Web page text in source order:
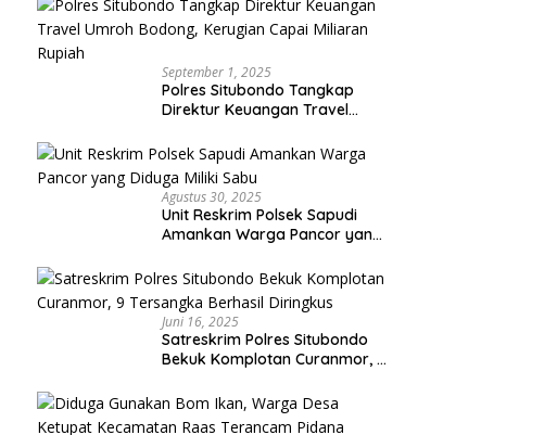
September 1, 2025
Polres Situbondo Tangkap
Direktur Keuangan Travel
Capai Miliaran Rupiah
Agustus 30, 2025
Unit Reskrim Polsek Sapudi
Amankan Warga Pancor yang
Juni 16, 2025
Satreskrim Polres Situbondo
Bekuk Komplotan Curanmor, 9